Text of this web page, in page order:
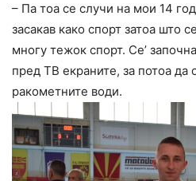
– Па тоа се случи на мои 14
засакав како спорт затоа што
многу тежок спорт. Се’
пред ТВ екраните, за потоа да
ракометните води.